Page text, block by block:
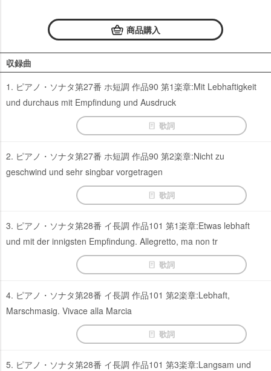
商品購入
収録曲
1. ピアノ・ソナタ第27番 ホ短調 作品90 第1楽章:Mit Lebhaftigkeit
und durchaus mit Empfindung und Ausdruck
歌詞
2. ピアノ・ソナタ第27番 ホ短調 作品90 第2楽章:Nicht zu
geschwind und sehr singbar vorgetragen
歌詞
3. ピアノ・ソナタ第28番 イ長調 作品101 第1楽章:Etwas lebhaft
und mit der innigsten Empfindung. Allegretto, ma non tr
歌詞
4. ピアノ・ソナタ第28番 イ長調 作品101 第2楽章:Lebhaft,
Marschmasig. Vivace alla Marcia
歌詞
5. ピアノ・ソナタ第28番 イ長調 作品101 第3楽章:Langsam und